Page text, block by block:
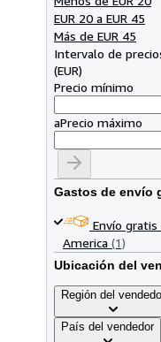
EUR 20 a EUR 45
Más de EUR 45
Intervalo de
(EUR)
Precio mínimo
aPrecio máximo
Gastos de envío
Envío gratis
America (1)
Ubicación del
Región del
País del vendedor